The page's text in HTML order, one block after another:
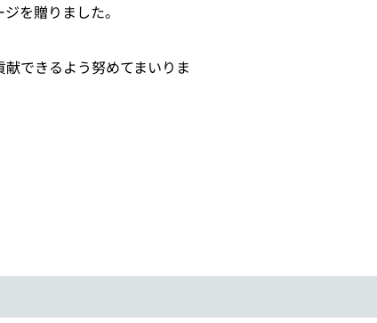
を贈りました。
できるよう努めてまいりま